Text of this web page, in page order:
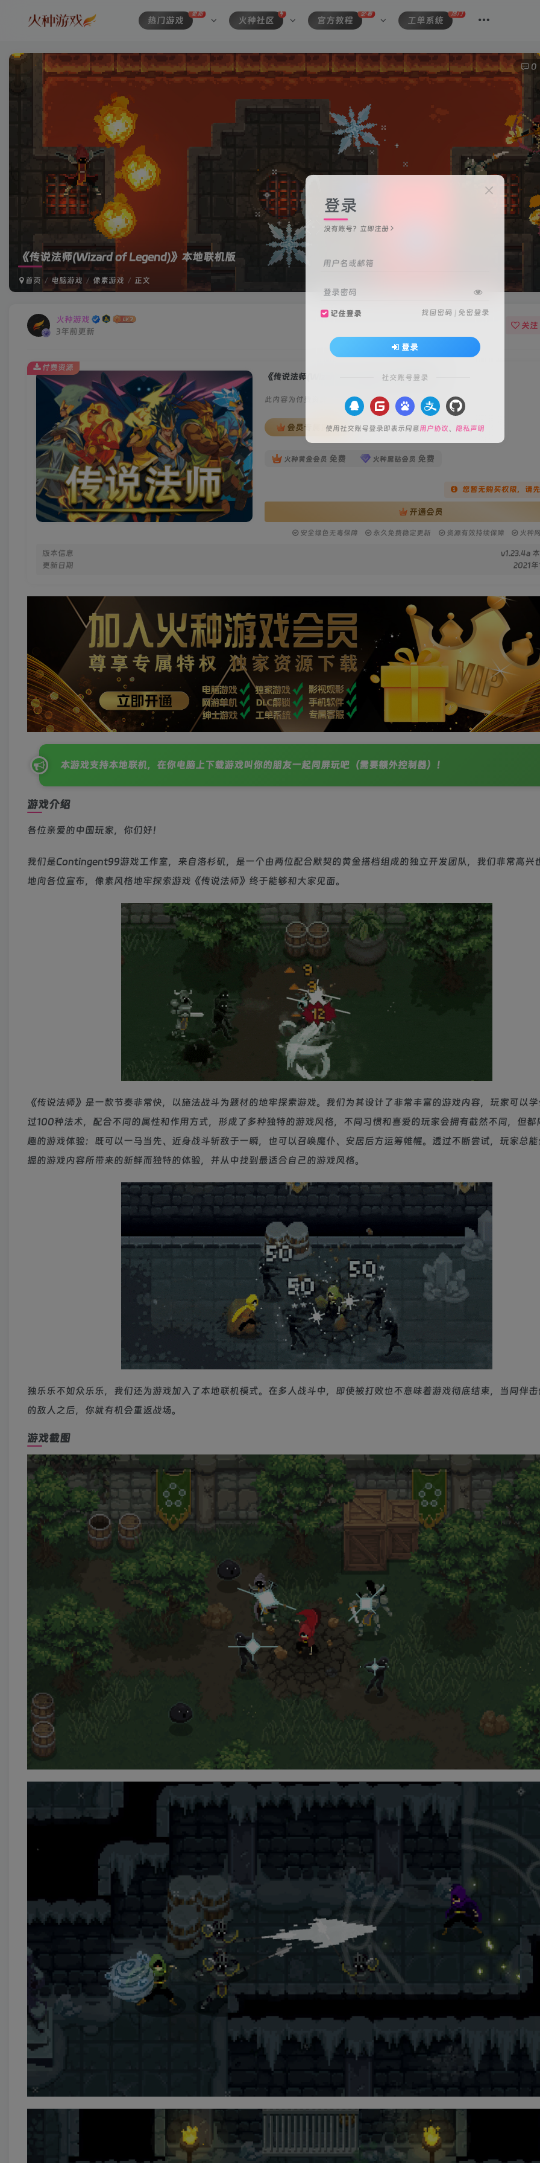
热门游戏
更新
火种社区 官方教程
必看
工单系统
热门
《传说法师(Wizard of Legend)》本地联机版
首页 电脑游戏 像素游戏 正文
0
火种游戏
3年前更新
关注
《传说法师(Wizard of Legend)》本地联机版
此内容为付费资源，请付费后查看
会员专属资源
火种黄金会员 免费 火种黑钻会员 免费
您暂无购买权限，请
开通会员
安全绿色无毒保障 永久免费稳定更新 资源有效持续保障 火种
版本信息
v1.23.4a
更新日期
2021年
付费资源
本游戏支持本地联机，在你电脑上下载游戏叫你的朋友一起同屏玩吧（需要额外控制器）！
游戏介绍
各位亲爱的中国玩家，你们好！
我们是Contingent99游戏工作室，来自洛杉矶，是一个由两位配合默契的黄金搭档组成的独立开发团队，我们非常高兴
地向各位宣布，像素风格地牢探索游戏《传说法师》终于能够和大家见面。
《传说法师》是一款节奏非常快，以施法战斗为题材的地牢探索游戏。我们为其设计了非常丰富的游戏内容，玩家可以
过100种法术，配合不同的属性和作用方式，形成了多种独特的游戏风格，不同习惯和喜爱的玩家会拥有截然不同，但都
趣的游戏体验：既可以一马当先、近身战斗斩敌于一瞬，也可以召唤魔仆、安居后方运筹帷幄。透过不断尝试，玩家总
掘的游戏内容所带来的新鲜而独特的体验，并从中找到最适合自己的游戏风格。
独乐乐不如众乐乐，我们还为游戏加入了本地联机模式。在多人战斗中，即使被打败也不意味着游戏彻底结束，当同伴
的敌人之后，你就有机会重返战场。
游戏截图
登录
没有账号？立即注册
用户名或邮箱
登录密码
记住登录 找回密码 | 免密登录
登录
社交账号登录
使用社交账号登录即表示同意用户协议、 隐私声明